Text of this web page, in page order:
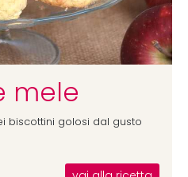
mele
biscottini golosi dal gusto